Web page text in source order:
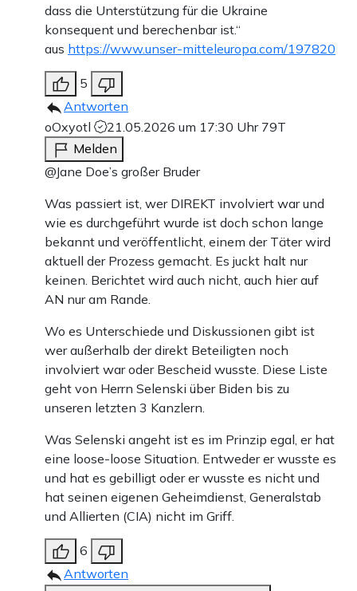
dass die Unterstützung für die Ukraine
konsequent und berechenbar ist.“
aus https://www.unser-mitteleuropa.com/197820
5
Antworten
oOxyotl
21.05.2026 um 17:30 Uhr 79T
Melden
@Jane Doe’s großer Bruder
Was passiert ist, wer DIREKT involviert war und
wie es durchgeführt wurde ist doch schon lange
bekannt und veröffentlicht, einem der Täter wird
aktuell der Prozess gemacht. Es juckt halt nur
keinen. Berichtet wird auch nicht, auch hier auf
AN nur am Rande.
Wo es Unterschiede und Diskussionen gibt ist
wer außerhalb der direkt Beteiligten noch
involviert war oder Bescheid wusste. Diese Liste
geht von Herrn Selenski über Biden bis zu
unseren letzten 3 Kanzlern.
Was Selenski angeht ist es im Prinzip egal, er hat
eine loose-loose Situation. Entweder er wusste es
und hat es gebilligt oder er wusste es nicht und
hat seinen eigenen Geheimdienst, Generalstab
und Allierten (CIA) nicht im Griff.
6
Antworten